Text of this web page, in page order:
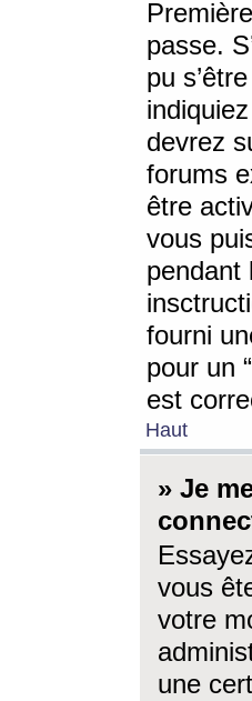
passe.
pu
devrez
forums
être
vous
pendant
fourni
pour un
est
Haut
» Je
vous
votre
une